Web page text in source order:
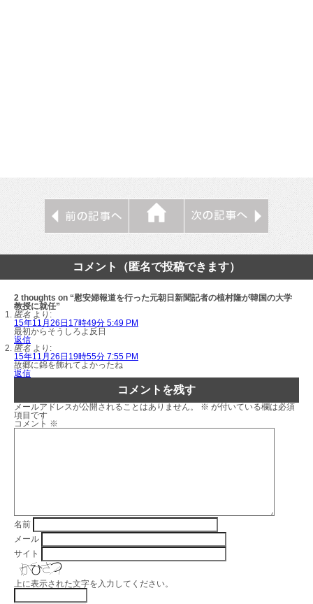
コメント（匿名で投稿できます）
2 thoughts on “慰安婦報道を行った元朝日新聞記者の植村隆が韓国の大学
教授に就任”
匿名 より:
15年11月26日17時49分 5:49 PM
最初からそうしろよ反日
返信
匿名 より:
15年11月26日19時55分 7:55 PM
故郷に錦を飾れてよかったね
返信
コメントを残す
メールアドレスが公開されることはありません。 ※ が付いている欄は必須
項目です
コメント ※
名前
メール
サイト
上に表示された文字を入力してください。